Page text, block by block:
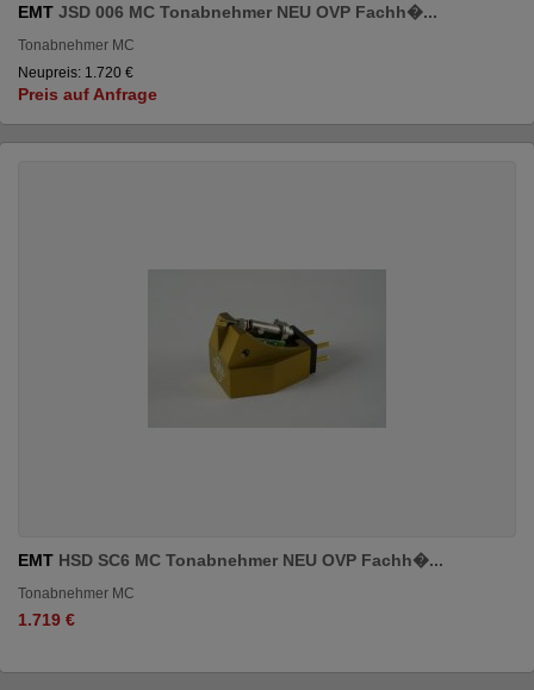
EMT JSD 006 MC Tonabnehmer NEU OVP Fachh�...
Tonabnehmer MC
Neupreis: 1.720 €
Preis auf Anfrage
EMT HSD SC6 MC Tonabnehmer NEU OVP Fachh�...
Tonabnehmer MC
1.719 €